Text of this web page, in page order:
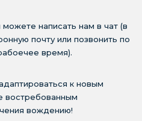
написать нам в чат (в
почту или позвонить по
время).
к новым
востребованным
вождению!